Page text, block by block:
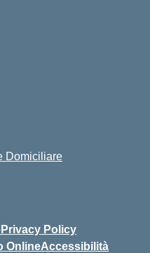
Domiciliare
Privacy Policy
OnlineAccessibilità